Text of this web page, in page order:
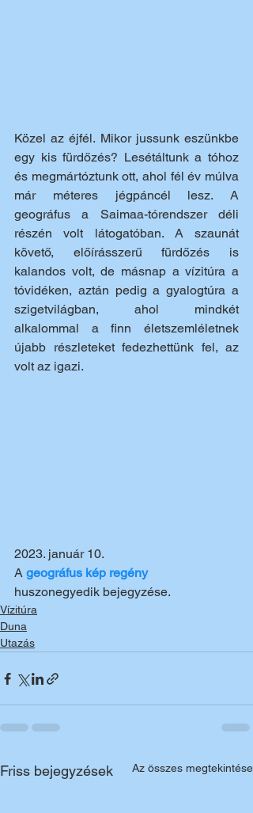
Közel az éjfél. Mikor jussunk eszünkbe
egy kis fürdőzés? Lesétáltunk a tóhoz
és megmártóztunk ott, ahol fél év múlva
már méteres jégpáncél lesz. A
geográfus a Saimaa-tórendszer déli
részén volt látogatóban. A szaunát
követő, előírásszerű fürdőzés is
kalandos volt, de másnap a vízitúra a
tóvidéken, aztán pedig a gyalogtúra a
szigetvilágban, ahol mindkét
alkalommal a finn életszemléletnek
újabb részleteket fedezhettünk fel, az
volt az igazi.
2023. január 10.
A geográfus kép regény
huszonegyedik bejegyzése.
Vízitúra
Duna
Utazás
Friss bejegyzések Az összes megtekintése